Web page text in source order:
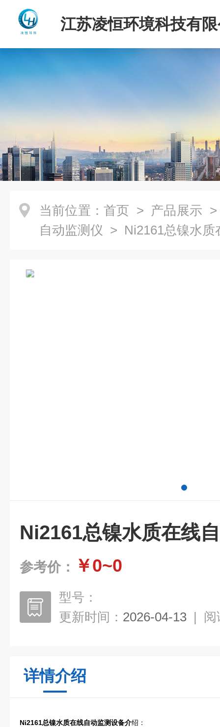
江苏凌恒环境科技有
当前位置： 首页 > 产品展示
自动监测仪 > Ni2161总镍水质
Ni2161总镍水质在线
参考价： ￥0~0
型号：
更新时间： 2026-04-13 | 阅
详情介绍
Ni2161总镍水质在线自动监测设备介绍：